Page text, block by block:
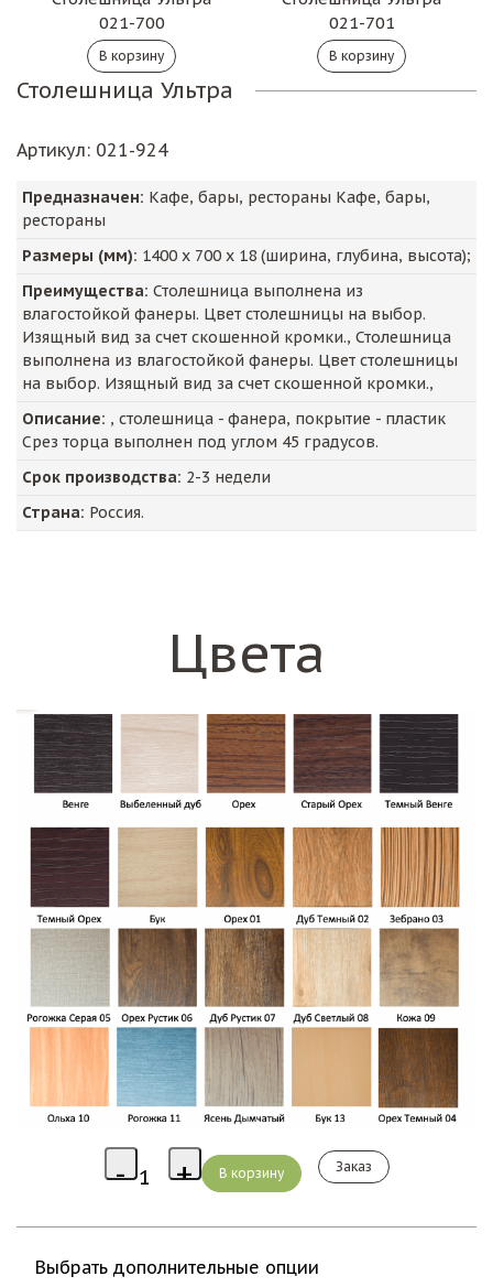
021-700
021-701
Столешница Ультра
Артикул: 021-924
Предназначен: Кафе, бары, рестораны Кафе, бары,
рестораны
Размеры (мм): 1400 х 700 х 18 (ширина, глубина, высота);
Преимущества: Столешница выполнена из
влагостойкой фанеры. Цвет столешницы на выбор.
Изящный вид за счет скошенной кромки., Столешница
выполнена из влагостойкой фанеры. Цвет столешницы
на выбор. Изящный вид за счет скошенной кромки.,
Описание: , столешница - фанера, покрытие - пластик
Срез торца выполнен под углом 45 градусов.
Срок производства: 2-3 недели
Страна: Россия.
Цвета
Заказ
Выбрать дополнительные опции